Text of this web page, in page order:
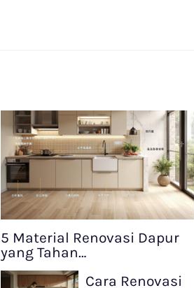
5 Material Renovasi Dapur
yang Tahan…
Cara Renovasi